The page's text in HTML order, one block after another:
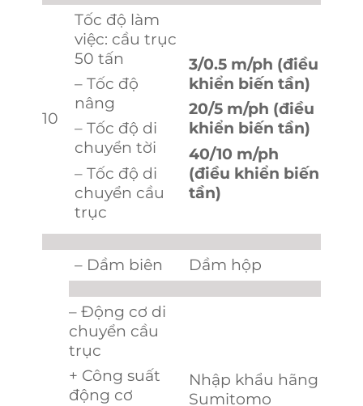
10
Tốc độ làm
việc: cầu trục
50 tấn
– Tốc độ
nâng
– Tốc độ di
chuyển tời
– Tốc độ di
chuyển cầu
trục
3/0.5 m/ph (điều
khiển biến tần)
20/5 m/ph (điều
khiển biến tần)
40/10 m/ph
(điều khiển biến
tần)
– Dầm biên Dầm hộp
– Động cơ di
chuyển cầu
trục
+ Công suất
động cơ
Nhập khẩu hãng
Sumitomo